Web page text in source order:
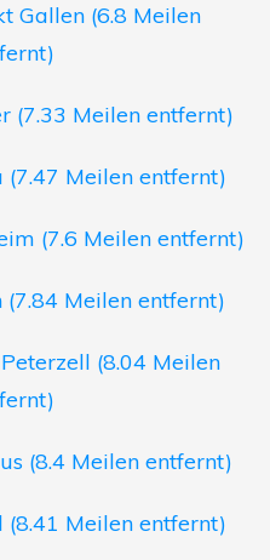
Gallen (6.8 Meilen
(7.33 Meilen entfernt)
(7.47 Meilen entfernt)
(7.6 Meilen entfernt)
Meilen entfernt)
(8.04 Meilen
(8.4 Meilen entfernt)
Meilen entfernt)